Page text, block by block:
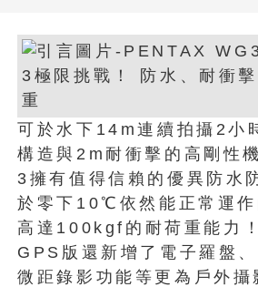
可於水下14m連續拍攝2小
構造與2m耐衝擊的高剛性
3擁有值得信賴的優異防水
於零下10℃依然能正常運作
高達100kgf的耐荷重能力
GPS版還新增了電子羅盤
微距錄影功能等更為戶外